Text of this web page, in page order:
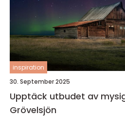
inspiration
30. September 2025
Upptäck utbudet av
Grövelsjön